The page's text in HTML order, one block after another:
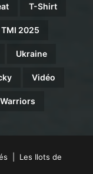
T-Shirt
TMI 2025
Ukraine
Vidéo
Warriors
| Les Ilots de